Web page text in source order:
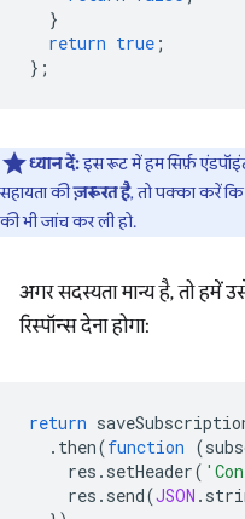
}
return true ;
};
ध्यान दें:इस रूट में हम सिर्फ़
सहायता कीज़रूरत है, तो पक्का करें
की भी जांच कर ली हो.
अगर सदस्यता मान्य है, तो हमें
रिस्पॉन्स देना होगा:
return
. then(function (
res . setHeader(
res . send(JSON .